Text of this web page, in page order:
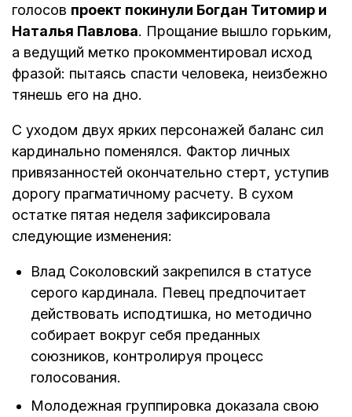
голосов проект покинули Богдан Титомир и
Наталья Павлова. Прощание вышло горьким,
а ведущий метко прокомментировал исход
фразой: пытаясь спасти человека, неизбежно
тянешь его на дно.
С уходом двух ярких персонажей баланс сил
кардинально поменялся. Фактор личных
привязанностей окончательно стерт, уступив
дорогу прагматичному расчету. В сухом
остатке пятая неделя зафиксировала
следующие изменения:
Влад Соколовский закрепился в статусе
серого кардинала. Певец предпочитает
действовать исподтишка, но методично
собирает вокруг себя преданных
союзников, контролируя процесс
голосования.
Молодежная группировка доказала свою